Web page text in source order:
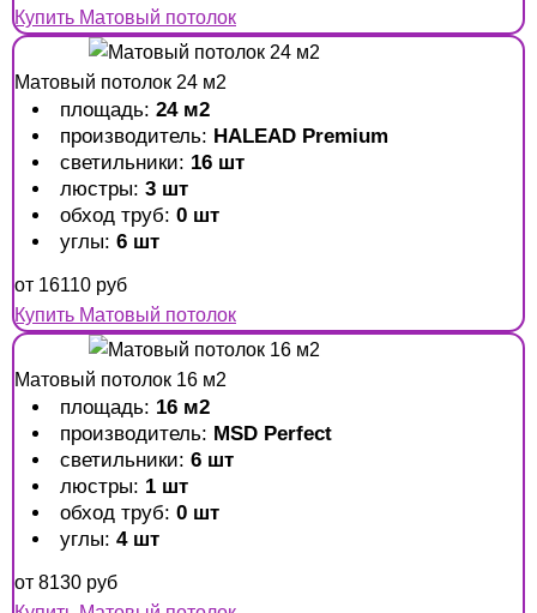
Купить Матовый потолок
Матовый потолок 24 м2
площадь: 24 м2
производитель: HALEAD Premium
светильники: 16 шт
люстры: 3 шт
обход труб: 0 шт
углы: 6 шт
от 16110 руб
Купить Матовый потолок
Матовый потолок 16 м2
площадь: 16 м2
производитель: MSD Perfect
светильники: 6 шт
люстры: 1 шт
обход труб: 0 шт
углы: 4 шт
от 8130 руб